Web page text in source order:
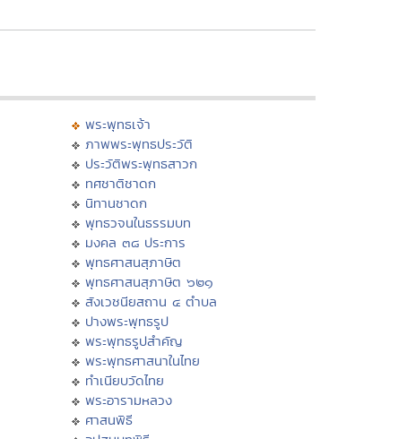
พระพุทธเจ้า
ภาพพระพุทธประวัติ
ประวัติพระพุทธสาวก
ทศชาติชาดก
นิทานชาดก
พุทธวจนในธรรมบท
มงคล ๓๘ ประการ
พุทธศาสนสุภาษิต
พุทธศาสนสุภาษิต ๖๒๑
สังเวชนียสถาน ๔ ตำบล
ปางพระพุทธรูป
พระพุทธรูปสำคัญ
พระพุทธศาสนาในไทย
ทำเนียบวัดไทย
พระอารามหลวง
ศาสนพิธี